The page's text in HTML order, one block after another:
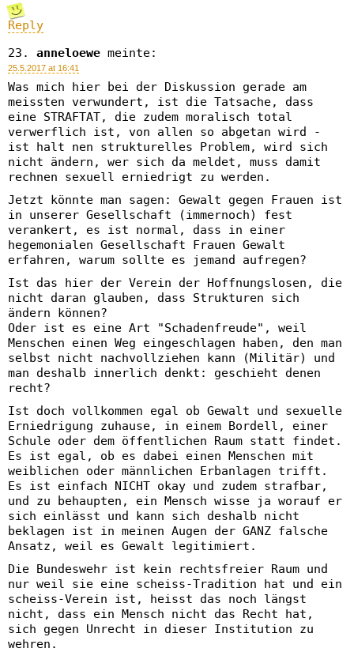
Reply
anneloewe meinte:
25.5.2017 at 16:41
Was mich hier bei der Diskussion gerade am
meissten verwundert, ist die Tatsache, dass
eine STRAFTAT, die zudem moralisch total
verwerflich ist, von allen so abgetan wird -
ist halt nen strukturelles Problem, wird sich
nicht ändern, wer sich da meldet, muss damit
rechnen sexuell erniedrigt zu werden.
Jetzt könnte man sagen: Gewalt gegen Frauen ist
in unserer Gesellschaft (immernoch) fest
verankert, es ist normal, dass in einer
hegemonialen Gesellschaft Frauen Gewalt
erfahren, warum sollte es jemand aufregen?
Ist das hier der Verein der Hoffnungslosen, die
nicht daran glauben, dass Strukturen sich
ändern können?
Oder ist es eine Art "Schadenfreude", weil
Menschen einen Weg eingeschlagen haben, den man
selbst nicht nachvollziehen kann (Militär) und
man deshalb innerlich denkt: geschieht denen
recht?
Ist doch vollkommen egal ob Gewalt und sexuelle
Erniedrigung zuhause, in einem Bordell, einer
Schule oder dem öffentlichen Raum statt findet.
Es ist egal, ob es dabei einen Menschen mit
weiblichen oder männlichen Erbanlagen trifft.
Es ist einfach NICHT okay und zudem strafbar,
und zu behaupten, ein Mensch wisse ja worauf er
sich einlässt und kann sich deshalb nicht
beklagen ist in meinen Augen der GANZ falsche
Ansatz, weil es Gewalt legitimiert.
Die Bundeswehr ist kein rechtsfreier Raum und
nur weil sie eine scheiss-Tradition hat und ein
scheiss-Verein ist, heisst das noch längst
nicht, dass ein Mensch nicht das Recht hat,
sich gegen Unrecht in dieser Institution zu
wehren.